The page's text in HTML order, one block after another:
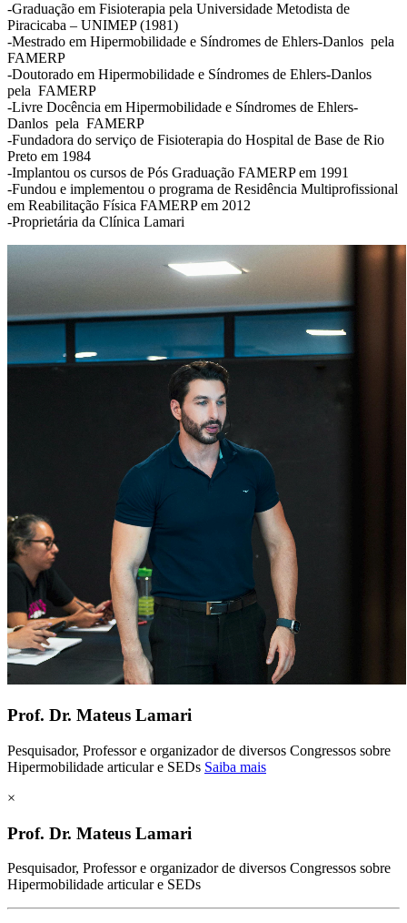
-Graduação em Fisioterapia pela Universidade Metodista de
Piracicaba – UNIMEP (1981)
-Mestrado em Hipermobilidade e Síndromes de Ehlers-Danlos pela
FAMERP
-Doutorado em Hipermobilidade e Síndromes de Ehlers-Danlos
pela FAMERP
-Livre Docência em Hipermobilidade e Síndromes de Ehlers-
Danlos pela FAMERP
-Fundadora do serviço de Fisioterapia do Hospital de Base de Rio
Preto em 1984
-Implantou os cursos de Pós Graduação FAMERP em 1991
-Fundou e implementou o programa de Residência Multiprofissional
em Reabilitação Física FAMERP em 2012
-Proprietária da Clínica Lamari
Prof. Dr. Mateus Lamari
Pesquisador, Professor e organizador de diversos Congressos sobre
Hipermobilidade articular e SEDs Saiba mais
×
Prof. Dr. Mateus Lamari
Pesquisador, Professor e organizador de diversos Congressos sobre
Hipermobilidade articular e SEDs